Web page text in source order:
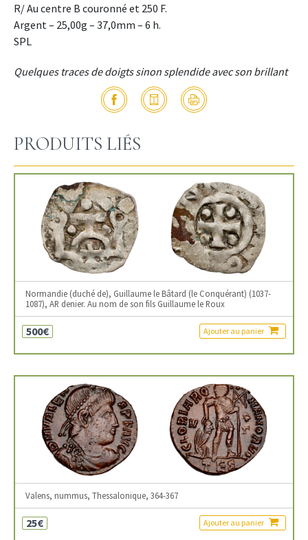
R/ Au centre B couronné et 250 F.
Argent – 25,00g – 37,0mm – 6 h.
SPL
Quelques traces de doigts sinon splendide avec son brillant
PRODUITS LIÉS
Normandie (duché de), Guillaume le Bâtard (le Conquérant) (1037-
1087), AR denier. Au nom de son fils Guillaume le Roux
500€ Ajouter au panier
Valens, nummus, Thessalonique, 364-367
25€ Ajouter au panier